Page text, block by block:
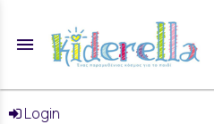
menu
Login